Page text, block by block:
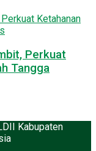
Perkuat
Tangga
Kabupaten